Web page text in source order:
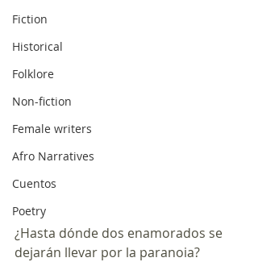
Fiction
Historical
Folklore
Non-fiction
Female writers
Afro Narratives
Cuentos
Poetry
¿Hasta dónde dos enamorados se
dejarán llevar por la paranoia?